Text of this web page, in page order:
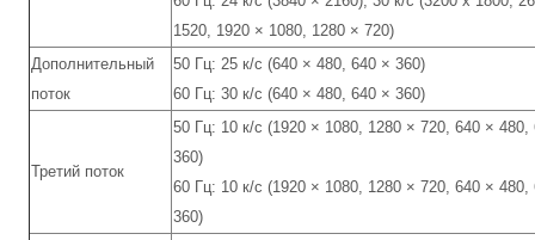
1520, 1920 × 1080, 1280 × 720)
Дополнительный
поток
50 Гц: 25 к/с (640 × 480, 640 × 360)
60 Гц: 30 к/с (640 × 480, 640 × 360)
Третий поток
50 Гц: 10 к/с (1920 × 1080, 1280 × 720, 640 × 480,
360)
60 Гц: 10 к/с (1920 × 1080, 1280 × 720, 640 × 480,
360)